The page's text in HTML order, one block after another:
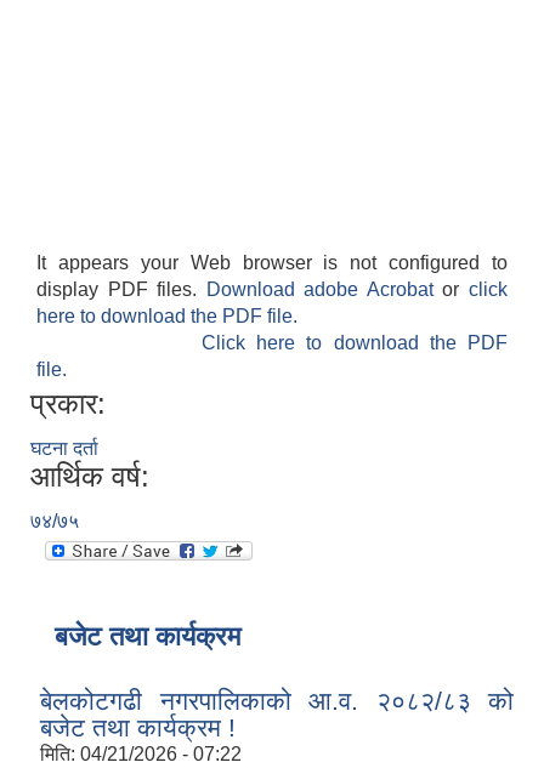
It appears your Web browser is not configured to
display PDF files.
Download adobe Acrobatorclick
here to download the PDF file.
Click here to download the PDF
file.
प्रकार:
घटना दर्ता
आर्थिक वर्ष:
७४/७५
बजेट तथा कार्यक्रम
बेलकोटगढी नगरपालिकाको आ.व. २०८२/८३ को
बजेट तथा कार्यक्रम !
मिति: 04/21/2026 - 07:22